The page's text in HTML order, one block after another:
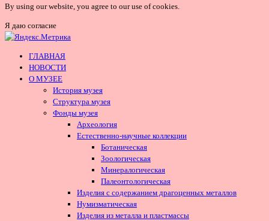
By using our website, you agree to our use of cookies.
Я даю согласие
ГЛАВНАЯ
НОВОСТИ
О МУЗЕЕ
История музея
Структура музея
Фонды музея
Археология
Естественно-научные коллекции
Ботаническая
Зоологическая
Минералогическая
Палеонтологическая
Изделия с содержанием драгоценных металлов
Нумизматическая
Изделия из металла и пластмассы